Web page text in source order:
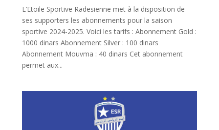
L’Etoile Sportive Radesienne met à la disposition de
ses supporters les abonnements pour la saison
sportive 2024-2025. Voici les tarifs : Abonnement Gold :
1000 dinars Abonnement Silver : 100 dinars
Abonnement Mouvma : 40 dinars Cet abonnement
permet aux...